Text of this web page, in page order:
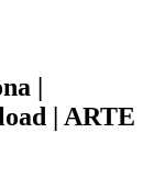
|
| ARTE